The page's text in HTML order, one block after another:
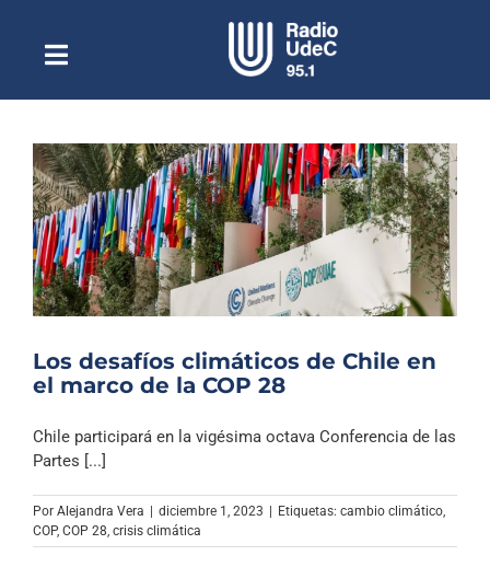
contenidoToggle
NavigationEscuchar Radio UdeC en vivo
Quiénes Somos
Programación
Podcast
Noticias
Columnas
Archivo Sonoro
Los desafíos climáticos de Chile en
el marco de la COP 28
Chile participará en la vigésima octava Conferencia de las
Partes [...]
Por Alejandra Vera | diciembre 1, 2023 | Etiquetas: cambio climático
COP, COP 28 crisis climática